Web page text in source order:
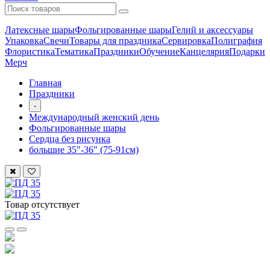
Латексные шарыФольгированные шарыГелий и аксессуары
УпаковкаСвечиТовары для праздникаСервировкаПолиграфия
ФлористикаТематикаПраздникиОбучениеКанцелярияПодарки
Мерч
Главная
Праздники
-
Международный женский день
Фольгированные шары
Сердца без рисунка
большие 35"-36" (75-91см)
Товар отсутствует